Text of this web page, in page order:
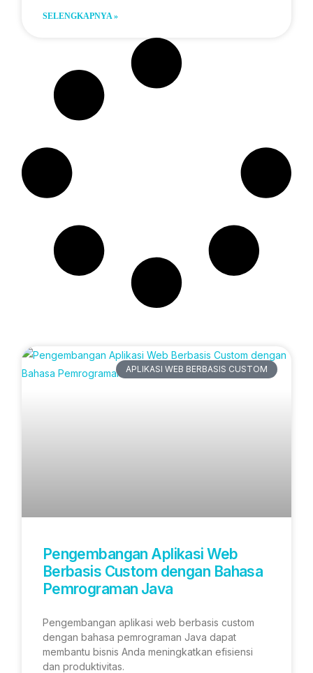
SELENGKAPNYA »
APLIKASI WEB BERBASIS CUSTOM
Pengembangan Aplikasi Web
Berbasis Custom dengan Bahasa
Pemrograman Java
Pengembangan aplikasi web berbasis custom
dengan bahasa pemrograman Java dapat
membantu bisnis Anda meningkatkan efisiensi
dan produktivitas.